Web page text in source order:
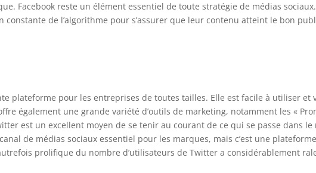
Facebook reste un élément essentiel de toute stratégie de médias
constante de l’algorithme pour s’assurer que leur contenu atteint le bon
plateforme pour les entreprises de toutes tailles. Elle est facile à utiliser
également une grande variété d’outils de marketing, notamment les «
est un excellent moyen de se tenir au courant de ce qui se passe dans
de médias sociaux essentiel pour les marques, mais c’est une
prolifique du nombre d’utilisateurs de Twitter a considérablement